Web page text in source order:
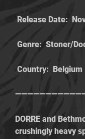
Release Date:
Genre: Stoner/
Country:
DORRE and
crushingly heavy